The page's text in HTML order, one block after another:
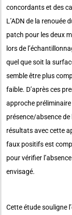
concordants et des
L’ADN de la renouée
patch pour les deux
lors de
quel que soit la
semble être plus
faible. D’après ces
approche
présence/absence de
résultats avec cette
faux positifs est
pour vérifier
envisagé.
Cette étude souligne